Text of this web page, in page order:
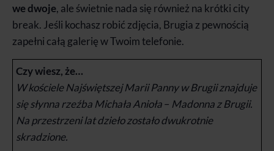
we dwoje, ale świetnie nada się również na krótki city
break. Jeśli kochasz robić zdjęcia, Brugia z pewnością
zapełni całą galerię w Twoim telefonie.
Czy wiesz, że…
W kościele Najświętszej Marii Panny w Brugii znajduje
się słynna rzeźba Michała Anioła– Madonna z Brugii.
Na przestrzeni lat dzieło zostało dwukrotnie
skradzione.